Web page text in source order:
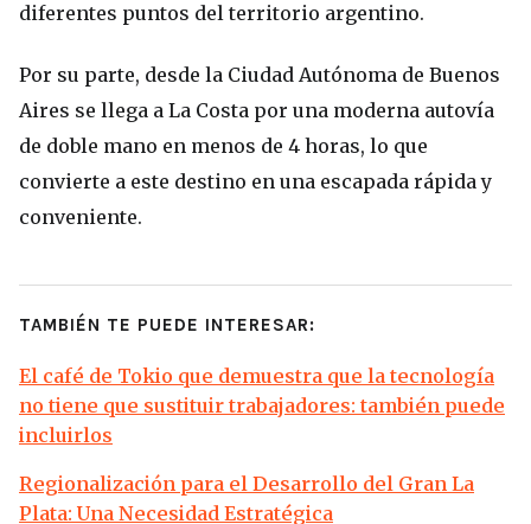
diferentes puntos del territorio argentino.
Por su parte, desde la Ciudad Autónoma de Buenos
Aires se llega a La Costa por una moderna autovía
de doble mano en menos de 4 horas, lo que
convierte a este destino en una escapada rápida y
conveniente.
TAMBIÉN TE PUEDE INTERESAR:
El café de Tokio que demuestra que la tecnología
no tiene que sustituir trabajadores: también puede
incluirlos
Regionalización para el Desarrollo del Gran La
Plata: Una Necesidad Estratégica